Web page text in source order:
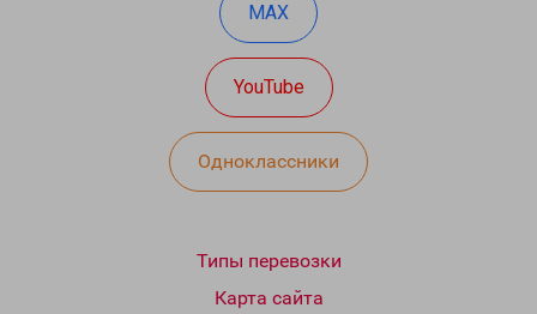
MAX
YouTube
Одноклассники
Типы перевозки
Карта сайта